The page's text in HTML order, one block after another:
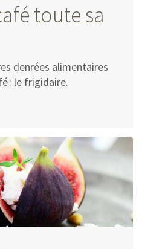
toute sa
denrées alimentaires
: le frigidaire.